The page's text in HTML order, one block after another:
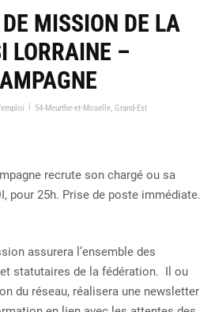
MISSION DE LA
LORRAINE –
| 54-Meurthe-et-Moselle, Grand-Est
recrute son chargé ou sa
pour 25h. Prise de poste immédiate.
assurera l’ensemble des
statutaires de la fédération. Il ou
du réseau, réalisera une newsletter